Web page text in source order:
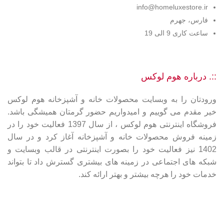
info@homeluxestore.ir
فارس، جهرم
ساعت کاری 9 الی 19
::. درباره هوم لوکس
ورودتان را به وبسایت محصولات خانه و آشپزخانه هوم لوکس
خیر مقدم می گوییم و امیدواریم حضور گرمتان همیشگی باشد.
فروشگاه اینترنتی هوم لوکس ، از سال 1397 فعالیت خود را در
زمینه فروش محصولات خانه و آشپزخانه آغاز کرد و در سال
1402 نیز فعالیت خود را بصورت اینترنتی در قالب وبسایت و
شبکه های اجتماعی در زمینه های بیشتری گسترش داد تا بتواند
خدمات خود را هرچه بیشتر و بهتر ارائه کند.